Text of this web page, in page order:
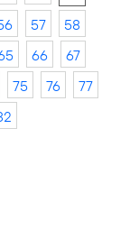
57
58
66
67
75 76
77